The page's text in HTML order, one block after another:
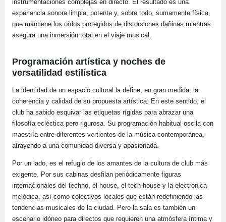
instrumentaciones complejas en directo. El resultado es una
experiencia sonora limpia, potente y, sobre todo, sumamente física,
que mantiene los oídos protegidos de distorsiones dañinas mientras
asegura una inmersión total en el viaje musical.
Programación artística y noches de
versatilidad estilística
La identidad de un espacio cultural la define, en gran medida, la
coherencia y calidad de su propuesta artística. En este sentido, el
club ha sabido esquivar las etiquetas rígidas para abrazar una
filosofía ecléctica pero rigurosa. Su programación habitual oscila con
maestría entre diferentes vertientes de la música contemporánea,
atrayendo a una comunidad diversa y apasionada.
Por un lado, es el refugio de los amantes de la cultura de club más
exigente. Por sus cabinas desfilan periódicamente figuras
internacionales del techno, el house, el tech-house y la electrónica
melódica, así como colectivos locales que están redefiniendo las
tendencias musicales de la ciudad. Pero la sala es también un
escenario idóneo para directos que requieren una atmósfera íntima y